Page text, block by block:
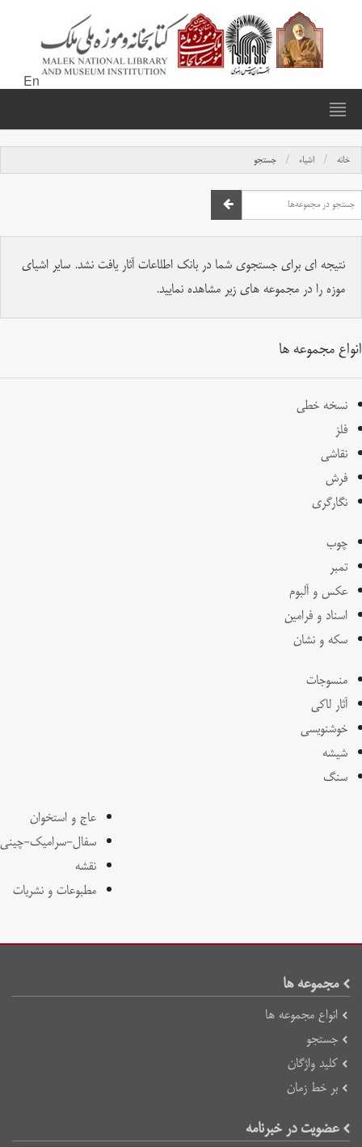
En
خانه اشیاء جستجو
نتیجه ای برای جستجوی شما در بانک اطلاعات آثار یافت نشد. سایر اشیای
موزه را در مجموعه های زیر مشاهده نمایید.
انواع مجموعه ها
نسخه خطی
فلز
نقاشی
فرش
نگارگری
چوب
تمبر
عکس و آلبوم
اسناد و فرامین
سکه و نشان
منسوجات
آثار لاکی
خوشنویسی
شیشه
سنگ
عاج و استخوان
سفال-سرامیک-چینی
نقشه
مطبوعات و نشریات
مجموعه ها
انواع مجموعه ها
جستجو
کلید واژگان
بر خط زمان
عضویت در خبرنامه